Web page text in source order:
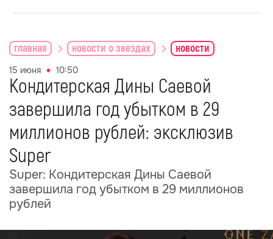
главная новости о звездах новости
15 июня 10:50
Кондитерская Дины Саевой
завершила год убытком в 29
миллионов рублей: эксклюзив
Super
Super: Кондитерская Дины Саевой
завершила год убытком в 29 миллионов
рублей